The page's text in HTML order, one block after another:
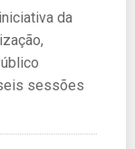
da
sessões